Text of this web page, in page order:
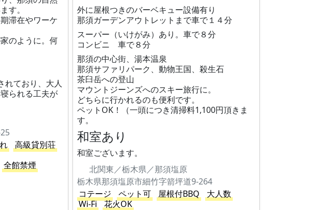
す。
滞在やワーケ
のように。何
れており、大人
られる工夫が
高級貸別荘
全館禁煙
外に屋根つきのバーベキュー設備有り
那須ガーデンアウトレットまで車で１４分
スーパー（いけがみ）あり。車で８分
コンビニ 車で８分
那須の中心街、湯本温泉
那須サファリパーク、動物王国、殺生石
茶臼岳への登山
マウントジーンズへのスキー旅行に。
どちらに行かれるのも便利です。
ペットOK！（一頭につき清掃料1,100円頂きま
す。
和室あり
和室ございます。
北関東／栃木県／那須塩原
栃木県那須塩原市細竹字箭坪道9-264
コテージ
ペット可 屋根付BBQ
大人数
Wi-Fi
花火OK